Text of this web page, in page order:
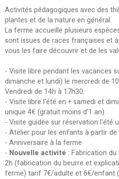
Activités pédagogiques avec des
plantes et de la nature en général.
La ferme accueille plusieurs
sont issues de races françaises et
vous les faire découvrir et de les
- Visite libre pendant les vacances
dimanche et lundi) le mercredi de
Vendredi de 14h à 17h30.
- Visite libre l'été en + samedi et
unique 4€ (gratuit moins d'1 an)
- Visite guidée sur réservation l'été
- Atelier pour les enfants à partir de
- Anniversaire à la ferme
- Nouvelle activité : Fabrication
2h (fabrication du beurre et
ferme) tarif 7€/adulte et 6€/enfant